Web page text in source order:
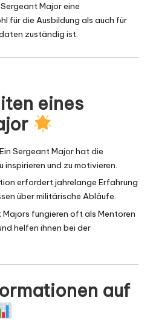
Major eine
für die Ausbildung als auch für
zuständig ist.
eines
Ein Sergeant Major hat die
inspirieren und zu motivieren.
erfordert jahrelange Erfahrung
über militärische Abläufe.
Majors fungieren oft als Mentoren
helfen ihnen bei der
auf